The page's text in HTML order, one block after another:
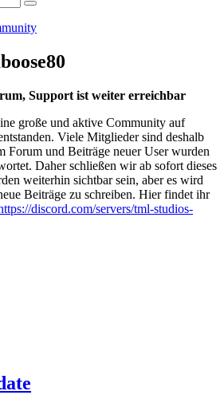
Support ist weiter erreichbar
große und aktive Community auf
Viele Mitglieder sind deshalb
Forum und Beiträge neuer User wurden
Daher schließen wir ab sofort dieses
weiterhin sichtbar sein, aber es wird
Beiträge zu schreiben. Hier findet ihr
discord.com/servers/tml-studios-